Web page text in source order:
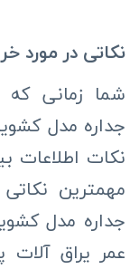
نکاتی در مورد
شما زمانی که
جداره مدل
نکات اطلاعات
مهمترین
جداره مدل
عمر یراق